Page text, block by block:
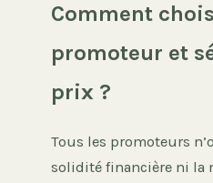
Comment
promoteur et
prix ?
Tous les promoteurs
solidité financière ni la